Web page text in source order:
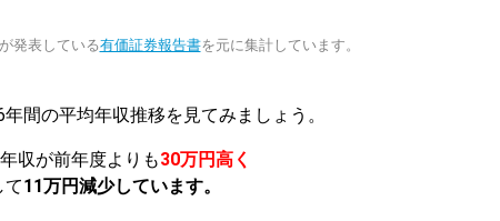
発表している有価証券報告書を元に集計しています。
間の平均年収推移を見てみましょう。
収が前年度よりも30万円高く
て11万円減少しています。